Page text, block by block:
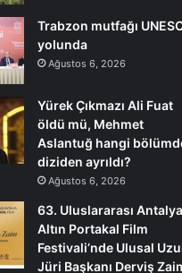
Trabzon mutfağı
yolunda
Ağustos 6, 2026
Yürek Çıkmazı Ali Fuat
öldü mü, Mehmet
Aslantuğ hangi
diziden ayrıldı?
Ağustos 6, 2026
63. Uluslararası Antalya
Altın Portakal Film
Festivali’nde Ulusal
Jüri Başkanı Derviş